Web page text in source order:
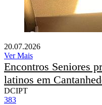
20.07.2026
Ver Mais
Encontros Seniores
latinos em
DCIPT
383